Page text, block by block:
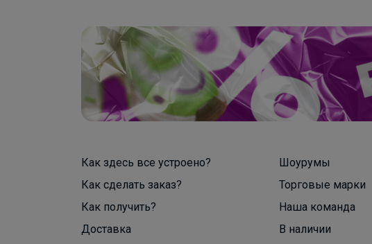
Как здесь все устроено?
Как сделать заказ?
Как получить?
Доставка
Шоурумы
Торговые марки
Наша команда
В наличии